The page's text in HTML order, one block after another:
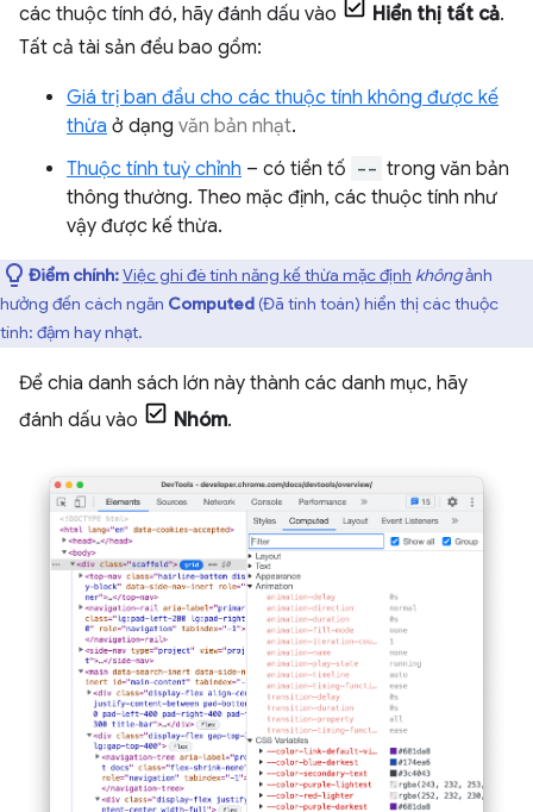
các thuộc tính đó, hãy đánh dấu vào
Hiển thị tất cả.
Tất cả tài sản đều bao gồm:
Giá trị ban đầu cho các thuộc tính không được kế
thừa ở dạng văn bản nhạt.
Thuộc tính tuỳ chỉnh – có tiền tố -- trong văn bản
thông thường. Theo mặc định, các thuộc tính như
vậy được kế thừa.
Điểm chính:Việc ghi đè tính năng kế thừa mặc định khôngảnh
hưởng đến cách ngăn Computed(Đã tính toán) hiển thị các thuộc
tính: đậm hay nhạt.
Để chia danh sách lớn này thành các danh mục, hãy
đánh dấu vào
Nhóm.